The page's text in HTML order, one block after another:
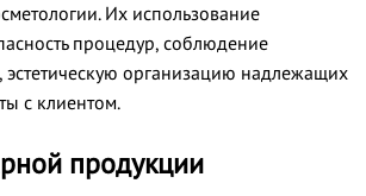
Их использование
процедур, соблюдение
организацию надлежащих
с клиентом.
продукции